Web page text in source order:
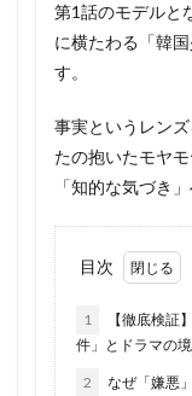
第1話のモデルと
に横たわる「韓
す。
事実というレン
たの抱いたモヤ
「知的な気づき
目次
1
【徹底検証
件」とドラマの
2
なぜ「嫌悪